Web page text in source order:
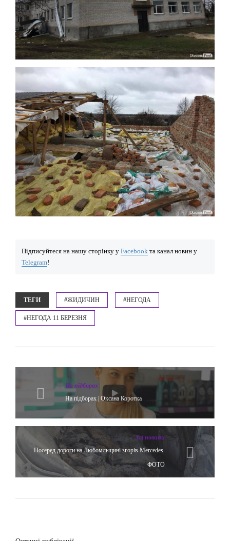
Підписуйтеся на нашу сторінку у Facebook та канал новин у
Telegram!
ТЕГИ #ЖИДИЧИН #НЕГОДА
#НЕГОДА 11 БЕРЕЗНЯ
На підборах
На підборах | Оксана Коротка
Yсі новини
Посеред дороги на Любомльщині згорів Mercedes.
ФОТО